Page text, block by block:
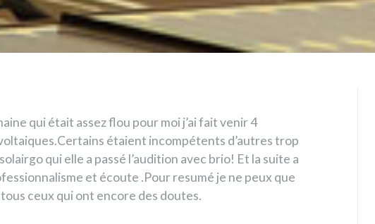
qui était assez flou pour moi j’ai fait venir 4
étaient incompétents d’autres trop
qui elle a passé l’audition avec brio! Et la suite a
et écoute .Pour resumé je ne peux que
ceux qui ont encore des doutes.